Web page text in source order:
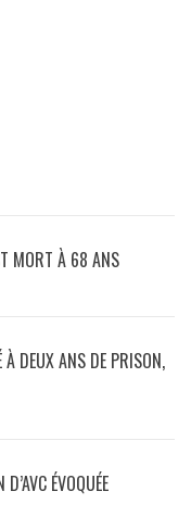
MORT À 68 ANS
À DEUX ANS DE PRISON,
ÉVOQUÉE